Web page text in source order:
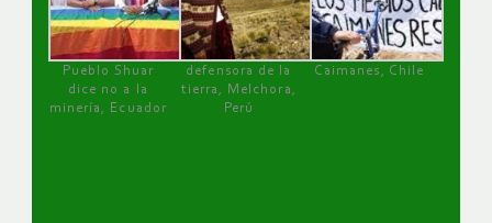
Pueblo Shuar
dice no a la
minería, Ecuador
defensora de la
tierra, Melchora,
Perú
Caimanes, Chile